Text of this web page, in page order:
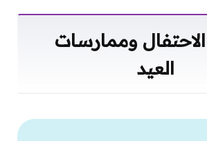
الاحتفال وممارسات
العيد